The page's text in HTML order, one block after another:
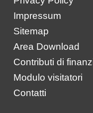
Impressum
Sitemap
Area Download
Contributi di
Modulo visitatori
Contatti